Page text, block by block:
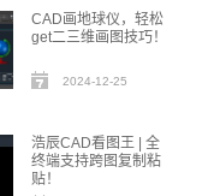
CAD画地球仪，轻松
get二三维画图技巧！
2024-12-25
浩辰CAD看图王 | 全
终端支持跨图复制粘
贴！